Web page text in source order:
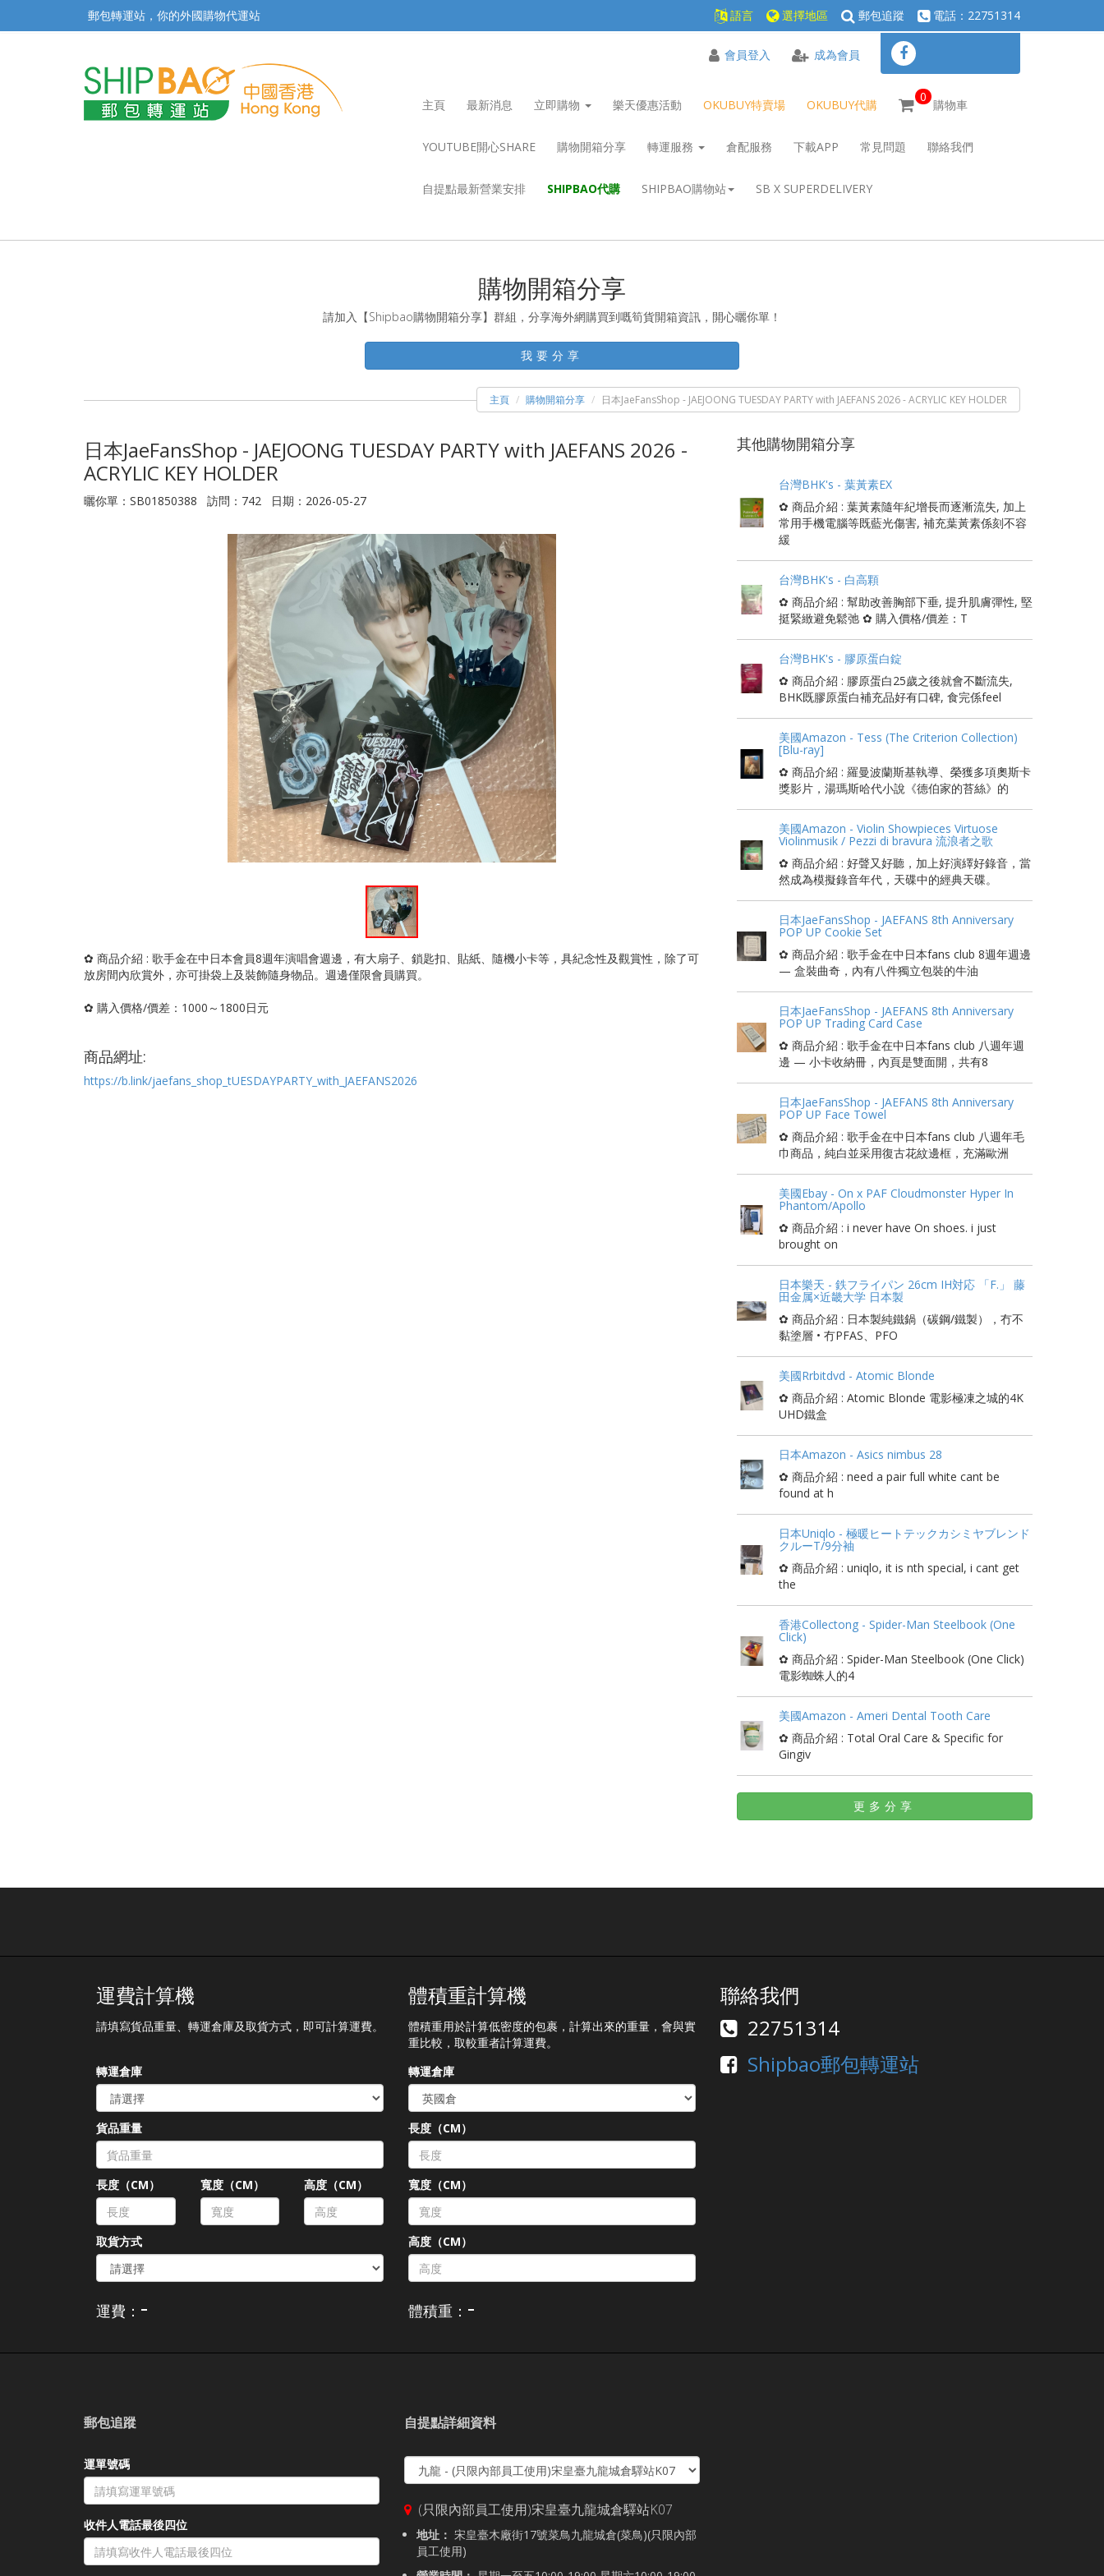
郵包轉運站，你的外國購物代運站 語言 選擇地區 郵包追蹤 電話：22751314
主頁 最新消息 立即購物 樂天優惠活動 OKUBUY特賣場 OKUBUY代購
0
購物車
YOUTUBE開心SHARE 購物開箱分享 轉運服務 倉配服務 下載APP 常見問題 聯絡我們
自提點最新營業安排 SHIPBAO代購 SHIPBAO購物站 SB X SUPERDELIVERY
會員登入 成為會員
購物開箱分享
請加入【Shipbao購物開箱分享】群組，分享海外網購買到嘅筍貨開箱資訊，開心曬你單！
我要分享
主頁 購物開箱分享 日本JaeFansShop - JAEJOONG TUESDAY PARTY with JAEFANS 2026 - ACRYLIC KEY HOLDER
日本JaeFansShop - JAEJOONG TUESDAY PARTY with JAEFANS 2026 -
ACRYLIC KEY HOLDER
曬你單：SB01850388 訪問：742 日期：2026-05-27
✿ 商品介紹 : 歌手金在中日本會員8週年演唱會週邊，有大扇子、鎖匙扣、貼紙、隨機小卡等，具紀念性及觀賞性，除了可
放房間內欣賞外，亦可掛袋上及裝飾隨身物品。週邊僅限會員購買。
✿ 購入價格/價差：1000～1800日元
商品網址:
https://b.link/jaefans_shop_tUESDAYPARTY_with_JAEFANS2026
其他購物開箱分享
台灣BHK's - 葉黃素EX
✿ 商品介紹 : 葉黃素隨年紀增長而逐漸流失, 加上
常用手機電腦等既藍光傷害, 補充葉黃素係刻不容
緩
台灣BHK's - 白高顆
✿ 商品介紹 : 幫助改善胸部下垂, 提升肌膚彈性, 堅
挺緊緻避免鬆弛 ✿ 購入價格/價差：T
台灣BHK's - 膠原蛋白錠
✿ 商品介紹 : 膠原蛋白25歲之後就會不斷流失,
BHK既膠原蛋白補充品好有口碑, 食完係feel
美國Amazon - Tess (The Criterion Collection)
[Blu-ray]
✿ 商品介紹 : 羅曼波蘭斯基執導、榮獲多項奧斯卡
獎影片，湯瑪斯哈代小說《德伯家的苔絲》的
美國Amazon - Violin Showpieces Virtuose
Violinmusik / Pezzi di bravura 流浪者之歌
✿ 商品介紹 : 好聲又好聽，加上好演繹好錄音，當
然成為模擬錄音年代，天碟中的經典天碟。
日本JaeFansShop - JAEFANS 8th Anniversary
POP UP Cookie Set
✿ 商品介紹 : 歌手金在中日本fans club 8週年週邊
— 盒裝曲奇，內有八件獨立包裝的牛油
日本JaeFansShop - JAEFANS 8th Anniversary
POP UP Trading Card Case
✿ 商品介紹 : 歌手金在中日本fans club 八週年週
邊 — 小卡收納冊，內頁是雙面開，共有8
日本JaeFansShop - JAEFANS 8th Anniversary
POP UP Face Towel
✿ 商品介紹 : 歌手金在中日本fans club 八週年毛
巾商品，純白並采用復古花紋邊框，充滿歐洲
美國Ebay - On x PAF Cloudmonster Hyper In
Phantom/Apollo
✿ 商品介紹 : i never have On shoes. i just
brought on
日本樂天 - 鉄フライパン 26cm IH対応 「F.」 藤
田金属×近畿大学 日本製
✿ 商品介紹 : 日本製純鐵鍋（碳鋼/鐵製），冇不
黏塗層 • 冇PFAS、PFO
美國Rrbitdvd - Atomic Blonde
✿ 商品介紹 : Atomic Blonde 電影極凍之城的4K
UHD鐵盒
日本Amazon - Asics nimbus 28
✿ 商品介紹 : need a pair full white cant be
found at h
日本Uniqlo - 極暖ヒートテックカシミヤブレンド
クルーT/9分袖
✿ 商品介紹 : uniqlo, it is nth special, i cant get
the
香港Collectong - Spider-Man Steelbook (One
Click)
✿ 商品介紹 : Spider-Man Steelbook (One Click)
電影蜘蛛人的4
美國Amazon - Ameri Dental Tooth Care
✿ 商品介紹 : Total Oral Care & Specific for
Gingiv
更多分享
運費計算機
請填寫貨品重量、轉運倉庫及取貨方式，即可計算運費。
轉運倉庫
貨品重量
長度（CM） 寬度（CM） 高度（CM）
取貨方式
運費： -
體積重計算機
體積重用於計算低密度的包裹，計算出來的重量，會與實
重比較，取較重者計算運費。
轉運倉庫
長度（CM）
寬度（CM）
高度（CM）
體積重： -
聯絡我們
22751314
Shipbao郵包轉運站
郵包追蹤
運單號碼
收件人電話最後四位
自提點詳細資料
(只限內部員工使用)宋皇臺九龍城倉驛站K07
地址： 宋皇臺木廠街17號菜鳥九龍城倉(菜鳥)(只限內部
員工使用)